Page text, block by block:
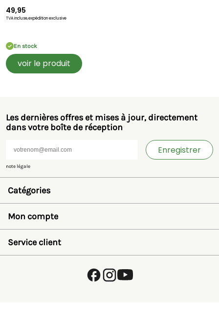
49,95
TVA incluse,expédition exclusive
En stock
voir le produit
Les dernières offres et mises à jour, directement
dans votre boîte de réception
Enregistrer
note légale
Catégories
Bruder
SIKU
Rolly Toys
Britains
Kids Globe
Jamara
Mon compte
Liste de souhaits
Récupérer mot de passe
Créer un compte
Service client
Politique de confidentialité